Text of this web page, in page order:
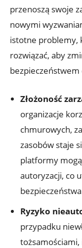
przenoszą swoje
nowymi
‍istotne problemy,
rozwiązać, aby
bezpieczeństwem
Złożoność
organizacje
chmurowych,
zasobów staje
platformy
autoryzacji, co
Ryzyko
przypadku